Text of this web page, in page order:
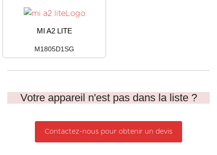
MI A2 LITE
M1805D1SG
Votre appareil n'est pas dans la liste ?
Contactez-nous pour obtenir un devis